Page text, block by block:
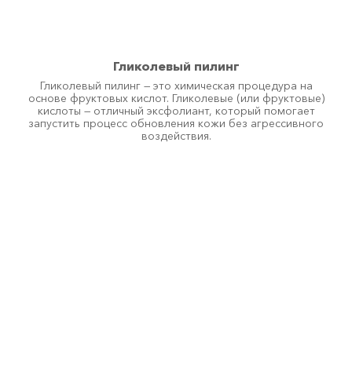
Гликолевый пилинг
Гликолевый пилинг — это химическая процедура на
основе фруктовых кислот. Гликолевые (или фруктовые)
кислоты — отличный эксфолиант, который помогает
запустить процесс обновления кожи без агрессивного
воздействия.